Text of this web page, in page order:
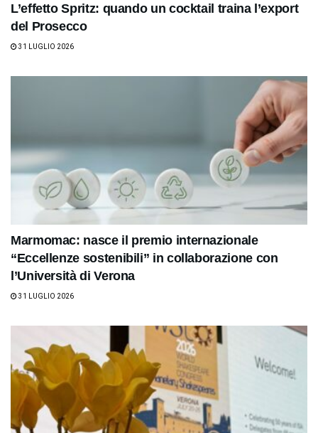
L’effetto Spritz: quando un cocktail traina l’export
del Prosecco
31 LUGLIO 2026
Marmomac: nasce il premio internazionale
“Eccellenze sostenibili” in collaborazione con
l’Università di Verona
31 LUGLIO 2026